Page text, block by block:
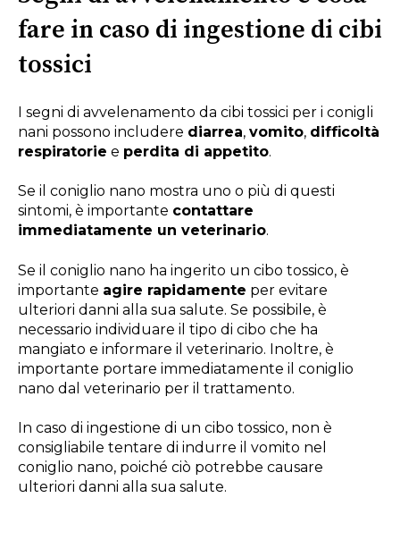
fare in caso di ingestione di cibi
tossici
I segni di avvelenamento da cibi tossici per i conigli
nani possono includere diarrea, vomito, difficoltà
respiratorie e perdita di appetito.
Se il coniglio nano mostra uno o più di questi
sintomi, è importante contattare
immediatamente un veterinario.
Se il coniglio nano ha ingerito un cibo tossico, è
importante agire rapidamente per evitare
ulteriori danni alla sua salute. Se possibile, è
necessario individuare il tipo di cibo che ha
mangiato e informare il veterinario. Inoltre, è
importante portare immediatamente il coniglio
nano dal veterinario per il trattamento.
In caso di ingestione di un cibo tossico, non è
consigliabile tentare di indurre il vomito nel
coniglio nano, poiché ciò potrebbe causare
ulteriori danni alla sua salute.